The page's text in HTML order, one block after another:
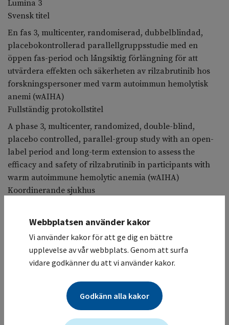
Lumina 3
Svensk titel
En fas 3, multicenter, randomiserad, dubbelblindad,
placebokontrollerad parallellgruppsstudie med en
öppen fas-period och långsiktig förlängning för att
utvärdera effekten och säkerheten av rilzabrutinib hos
forskningspersoner med varm autoimmun hemolytisk
anemi (wAIHA)
Fullständig protokollstitel
A phase 3, multicenter, randomized, double-blind,
placebo controlled, parallel-group study with an open-
label period and long-term extension to assess the
efficacy and safety of rilzabrutinib in participants with
warm autoimmune hemolytic anemia (wAIHA)
Koordinerande sjukhus
Deltagande sjukhus
Karolinska Universitetssjukhuset / Hematologisk
klinik
Studiesammanfattning
: En fas 3, multicenter, randomiserad, dubbelblind,
placebokontrollerad studie av rilzabrutinib på varm
hemolys (wAIHA). Studien syftar till att utvärdera effekten
av per oralt rilzabrutinib på hållbar ökning av
Webbplatsen använder kakor
Vi använder kakor för att ge dig en bättre
upplevelse av vår webbplats. Genom att surfa
vidare godkänner du att vi använder kakor.
Godkänn alla kakor